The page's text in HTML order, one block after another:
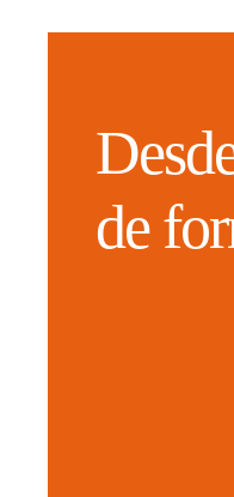
de